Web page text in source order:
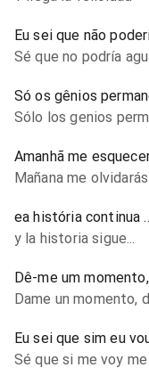
Eu sei que não
Sé que no podría
Só os gênios
Sólo los genios
Amanhã me
Mañana me olvidarás
ea história continua
y la historia sigue...
Dê-me um
Dame un momento,
Eu sei que sim eu
Sé que si me voy